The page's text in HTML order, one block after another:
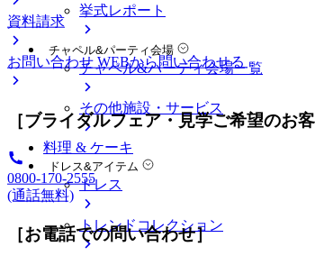
挙式レポート
チャペル&パーティ会場
チャペル&パーティ会場一覧
その他施設・サービス
料理 & ケーキ
ドレス&アイテム
ドレス
トレンドコレクション
資料請求
お問い合わせ WEBから問い合わせる
［ブライダルフェア・見学ご希望のお客
0800-170-2555
(通話無料)
［お電話での問い合わせ］